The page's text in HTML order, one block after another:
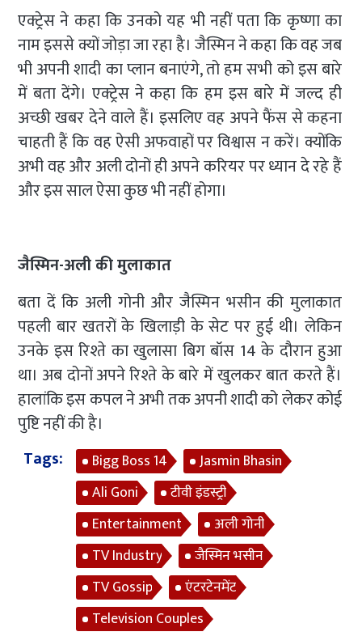
एक्ट्रेस ने कहा कि उनको यह भी नहीं पता कि कृष्णा का
नाम इससे क्यों जोड़ा जा रहा है। जैस्मिन ने कहा कि वह जब
भी अपनी शादी का प्लान बनाएंगे, तो हम सभी को इस बारे
में बता देंगे। एक्ट्रेस ने कहा कि हम इस बारे में जल्द ही
अच्छी खबर देने वाले हैं। इसलिए वह अपने फैंस से कहना
चाहती हैं कि वह ऐसी अफवाहों पर विश्वास न करें। क्योंकि
अभी वह और अली दोनों ही अपने करियर पर ध्यान दे रहे हैं
और इस साल ऐसा कुछ भी नहीं होगा।
जैस्मिन-अली की मुलाकात
बता दें कि अली गोनी और जैस्मिन भसीन की मुलाकात
पहली बार खतरों के खिलाड़ी के सेट पर हुई थी। लेकिन
उनके इस रिश्ते का खुलासा बिग बॉस 14 के दौरान हुआ
था। अब दोनों अपने रिश्ते के बारे में खुलकर बात करते हैं।
हालांकि इस कपल ने अभी तक अपनी शादी को लेकर कोई
पुष्टि नहीं की है।
Tags:
Bigg Boss 14
Jasmin Bhasin
Ali Goni
टीवी इंडस्ट्री
Entertainment
अली गोनी
TV Industry
जैस्मिन भसीन
TV Gossip
एंटरटेनमेंट
Television Couples